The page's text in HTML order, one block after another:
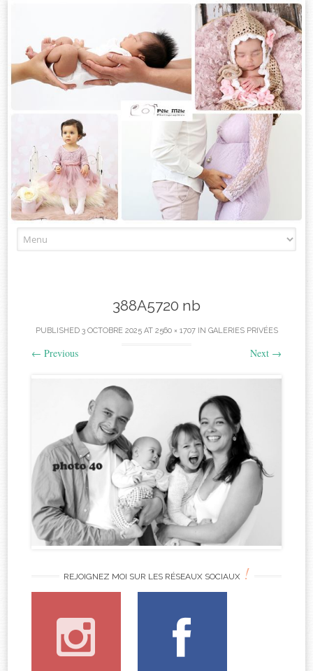
to
388A5720 nb
PUBLISHED 3 OCTOBRE 2025AT 2560 × 1707IN GALERIES PRIVÉES
← Previous Next →
REJOIGNEZ MOI SUR LES RÉSEAUX SOCIAUX !